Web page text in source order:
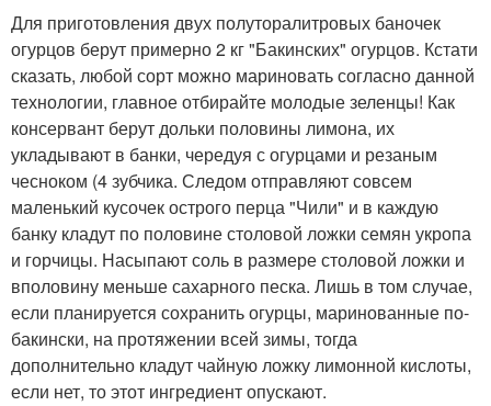
Для приготовления двух полуторалитровых баночек
огурцов берут примерно 2 кг "Бакинских" огурцов. Кстати
сказать, любой сорт можно мариновать согласно данной
технологии, главное отбирайте молодые зеленцы! Как
консервант берут дольки половины лимона, их
укладывают в банки, чередуя с огурцами и резаным
чесноком (4 зубчика. Следом отправляют совсем
маленький кусочек острого перца "Чили" и в каждую
банку кладут по половине столовой ложки семян укропа
и горчицы. Насыпают соль в размере столовой ложки и
вполовину меньше сахарного песка. Лишь в том случае,
если планируется сохранить огурцы, маринованные по-
бакински, на протяжении всей зимы, тогда
дополнительно кладут чайную ложку лимонной кислоты,
если нет, то этот ингредиент опускают.